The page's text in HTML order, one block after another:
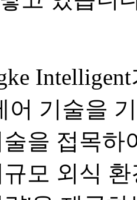
어 기술을
을 접목하
모 외식